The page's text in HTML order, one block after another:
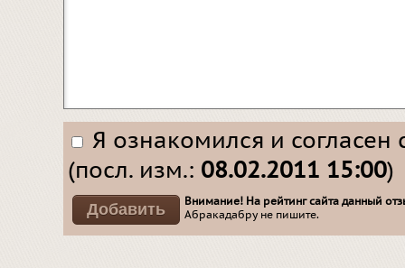
Я ознакомился и согласен
(посл. изм.: 08.02.2011 15:00)
Внимание! На рейтинг сайта данный
Абракадабру не пишите.